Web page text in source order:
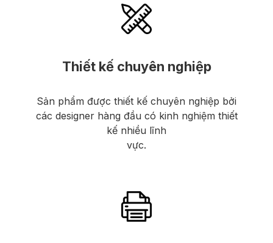
Thiết kế chuyên nghiệp
Sản phẩm được thiết kế chuyên nghiệp bởi
các designer hàng đầu có kinh nghiệm thiết
kế nhiều lĩnh
vực.